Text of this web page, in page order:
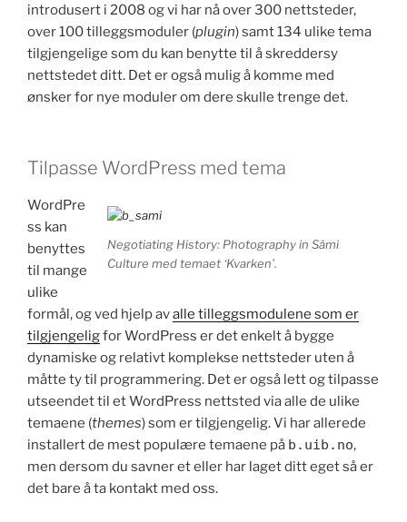
introdusert i 2008 og vi har nå over 300 nettsteder,
over 100 tilleggsmoduler (plugin) samt 134 ulike tema
tilgjengelige som du kan benytte til å skreddersy
nettstedet ditt. Det er også mulig å komme med
ønsker for nye moduler om dere skulle trenge det.
Tilpasse WordPress med tema
Negotiating History: Photography in Sámi
Culture med temaet ‘Kvarken’.
WordPre
ss kan
benyttes
til mange
ulike
formål, og ved hjelp avalle tilleggsmodulene som er
tilgjengeligfor WordPress er det enkelt å bygge
dynamiske og relativt komplekse nettsteder uten å
måtte ty til programmering. Det er også lett og tilpasse
utseendet til et WordPress nettsted via alle de ulike
temaene (themes) som er tilgjengelig. Vi har allerede
installert de mest populære temaene på b.uib.no,
men dersom du savner et eller har laget ditt eget så er
det bare å ta kontakt med oss.